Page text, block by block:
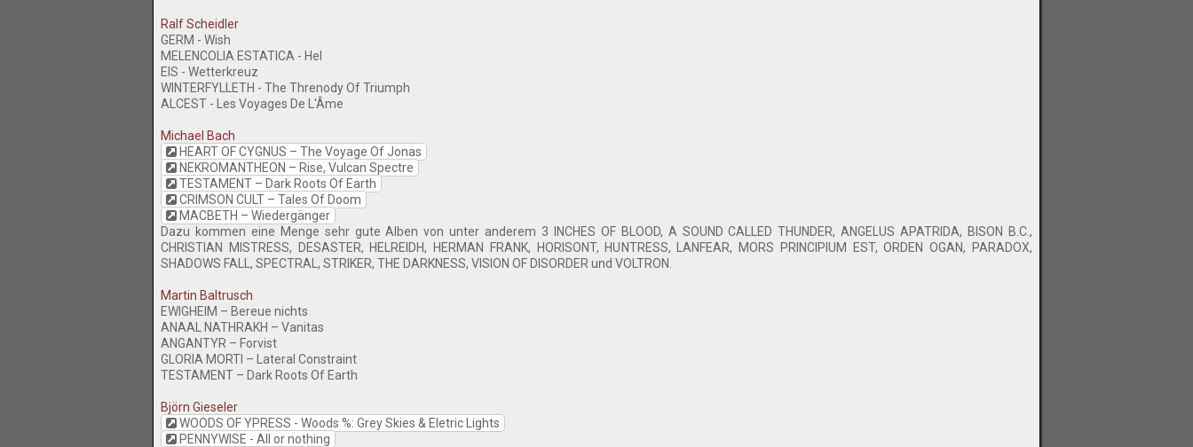
Ralf Scheidler
GERM - Wish
MELENCOLIA ESTATICA - Hel
EIS - Wetterkreuz
WINTERFYLLETH - The Threnody Of Triumph
ALCEST - Les Voyages De L'Âme
Michael Bach
HEART OF CYGNUS – The Voyage Of Jonas
NEKROMANTHEON – Rise, Vulcan Spectre
TESTAMENT – Dark Roots Of Earth
CRIMSON CULT – Tales Of Doom
MACBETH – Wiedergänger
Dazu kommen eine Menge sehr gute Alben von unter anderem 3 INCHES OF BLOOD, A SOUND CALLED THUNDER, ANGELUS APATRIDA, BISON B.C.,
CHRISTIAN MISTRESS, DESASTER, HELREIDH, HERMAN FRANK, HORISONT, HUNTRESS, LANFEAR, MORS PRINCIPIUM EST, ORDEN OGAN, PARADOX,
SHADOWS FALL, SPECTRAL, STRIKER, THE DARKNESS, VISION OF DISORDER und VOLTRON.
Martin Baltrusch
EWIGHEIM – Bereue nichts
ANAAL NATHRAKH – Vanitas
ANGANTYR – Forvist
GLORIA MORTI – Lateral Constraint
TESTAMENT – Dark Roots Of Earth
Björn Gieseler
WOODS OF YPRESS - Woods %: Grey Skies & Eletric Lights
PENNYWISE - All or nothing